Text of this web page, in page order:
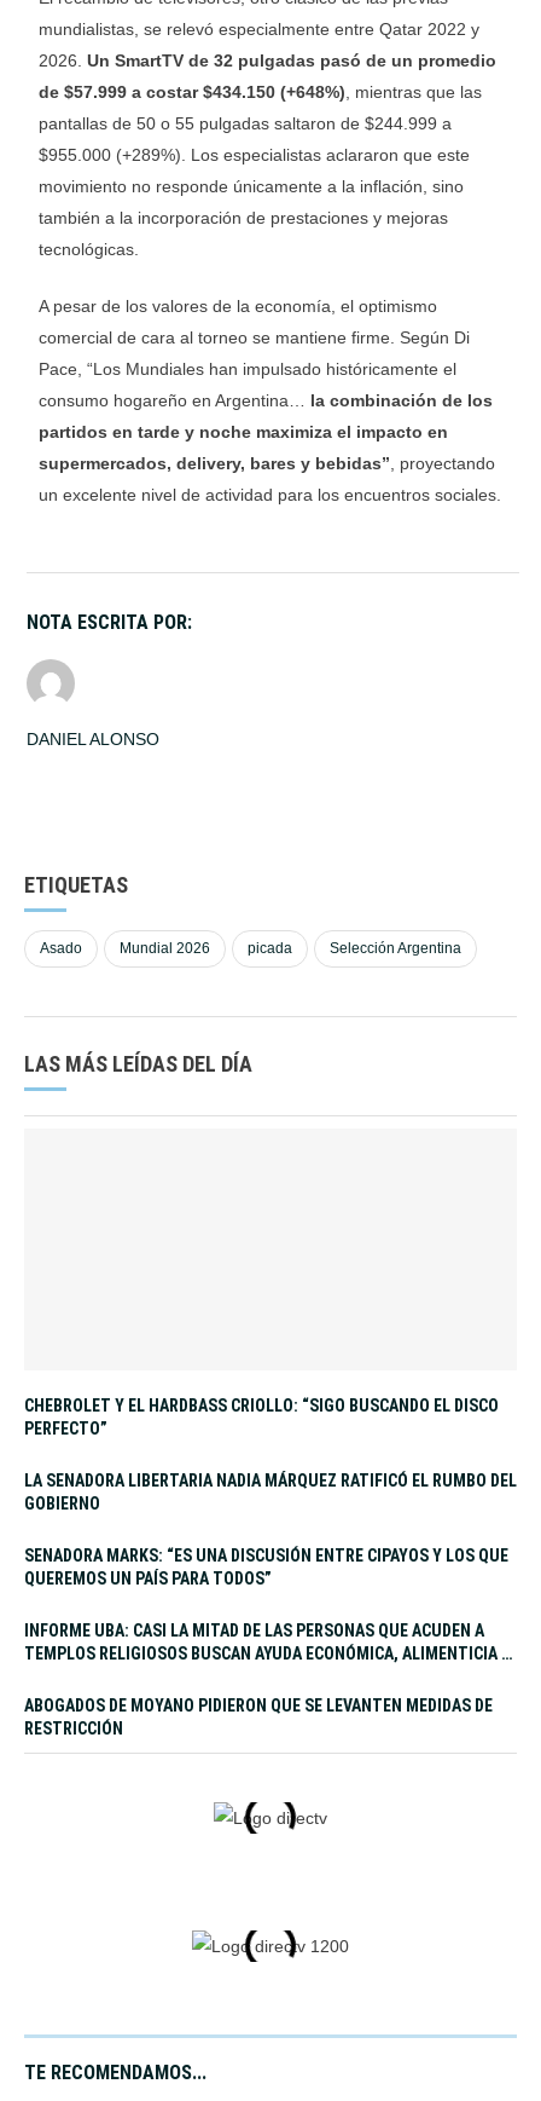
mundialistas, se relevó especialmente entre Qatar 2022 y
2026 Un SmartTV de 32 pulgadas pasó de un promedio
de $57.999 a costar $434.150 (+648%) , mientras que las
pantallas de 50 o 55 pulgadas saltaron de $244.999 a
$955.000 (+289%)
Los especialistas aclararon que este
movimiento no responde únicamente a la inflación, sino
también a la incorporación de prestaciones y mejoras
tecnológicas
A pesar de los valores de la economía, el optimismo
comercial de cara al torneo se mantiene firme Según Di
Pace, “Los Mundiales han impulsado históricamente el
consumo hogareño en Argentina…
la combinación de los
partidos en tarde y noche maximiza el impacto en
supermercados, delivery, bares y bebidas” , proyectando
un excelente nivel de actividad para los encuentros sociales
NOTA ESCRITA POR:
DANIEL ALONSO
ETIQUETAS
Asado Mundial 2026 picada Selección Argentina
LAS MÁS LEÍDAS DEL DÍA
CHEBROLET Y EL HARDBASS CRIOLLO: “SIGO BUSCANDO EL DISCO
PERFECTO”
LA SENADORA LIBERTARIA NADIA MÁRQUEZ RATIFICÓ EL RUMBO DEL
GOBIERNO
SENADORA MARKS: “ES UNA DISCUSIÓN ENTRE CIPAYOS Y LOS QUE
QUEREMOS UN PAÍS PARA TODOS”
INFORME UBA: CASI LA MITAD DE LAS PERSONAS QUE ACUDEN A
TEMPLOS RELIGIOSOS BUSCAN AYUDA ECONÓMICA, ALIMENTICIA Y
ABOGADOS DE MOYANO PIDIERON QUE SE LEVANTEN MEDIDAS DE
RESTRICCIÓN
TE RECOMENDAMOS...